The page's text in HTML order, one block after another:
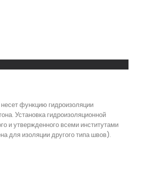
функцию гидроизоляции
Установка гидроизоляционной
и утвержденного всеми институтами
для изоляции другого типа швов).